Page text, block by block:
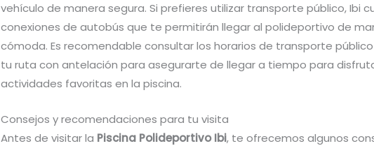
vehículo de manera segura. Si prefieres utilizar transporte público, Ibi
conexiones de autobús que te permitirán llegar al polideportivo de
cómoda. Es recomendable consultar los horarios de transporte
tu ruta con antelación para asegurarte de llegar a tiempo para
actividades favoritas en la piscina.
Consejos y recomendaciones para tu visita
Antes de visitar la Piscina Polideportivo Ibi, te ofrecemos algunos